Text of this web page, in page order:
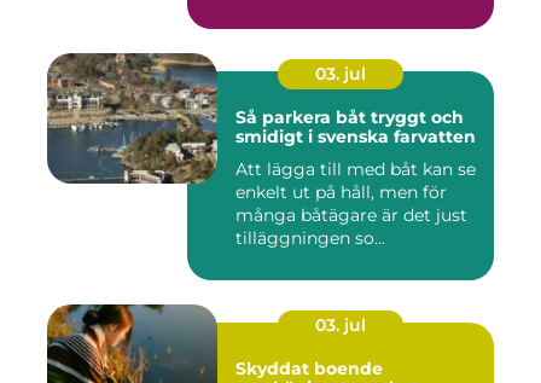
03. jul
Så parkera båt tryggt och
smidigt i svenska farvatten
Att lägga till med båt kan se
enkelt ut på håll, men för
många båtägare är det just
tilläggningen so...
03. jul
Skyddat boende